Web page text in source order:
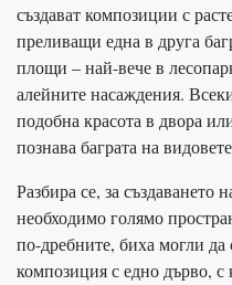
създават композиции с
преливащи една в друга
площи – най-вече в
алейните насаждения.
подобна красота в двора
познава баграта на
Разбира се, за създаването
необходимо голямо
по-дребните, биха могли да
композиция с едно дърво, с